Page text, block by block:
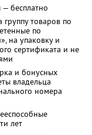
бесплатно
товаров по
по
на упаковку и
сертификата и не
и бонусных
владельца
номера
лет